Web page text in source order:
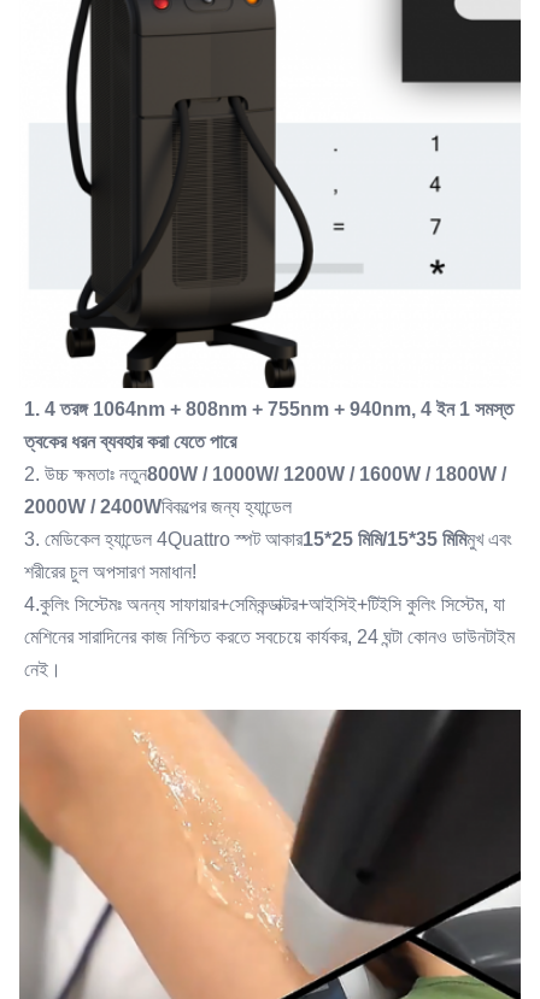
1. 4 তরঙ্গ 1064nm + 808nm + 755nm + 940nm, 4 ইন 1 সমস্ত
ত্বকের ধরন ব্যবহার করা যেতে পারে
2. উচ্চ ক্ষমতাঃ নতুন800W / 1000W/ 1200W / 1600W / 1800W /
2000W / 2400Wবিকল্পের জন্য হ্যান্ডেল
3. মেডিকেল হ্যান্ডেল 4Quattro স্পট আকার15*25 মিমি/15*35 মিমিমুখ এবং
শরীরের চুল অপসারণ সমাধান!
4.কুলিং সিস্টেমঃ অনন্য সাফায়ার+সেমিকন্ডাক্টর+আইসিই+টিইসি কুলিং সিস্টেম, যা
মেশিনের সারাদিনের কাজ নিশ্চিত করতে সবচেয়ে কার্যকর, 24 ঘন্টা কোনও ডাউনটাইম
নেই।